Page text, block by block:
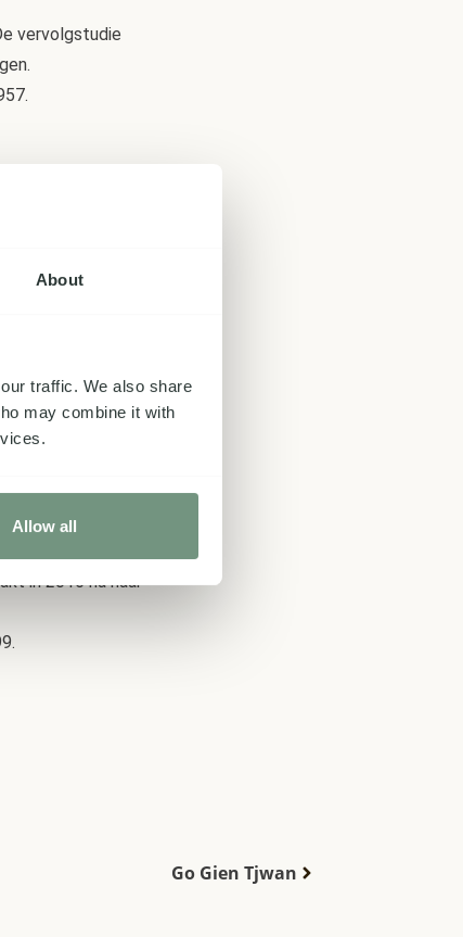
About
traffic. We also share
may combine it with
Allow all
vervolgstudie
ben ik nooit.’
‘Scheuren in
van de schrijver
in 2016 na haar
Go Gien Tjwan